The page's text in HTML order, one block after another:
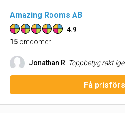
Amazing Rooms AB
4.9
15 omdömen
Jonathan R: Toppbetyg rakt igenom – Anlitade Amazing Rooms på rekommendation från en vän som nyligen renoverat köket. Det slutade med att vi under 2025 använde vi oss av Amazing
Få